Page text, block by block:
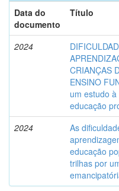
Data do
documento
Título
2024
CRIANÇAS
ENSINO
um estudo
educação
2024
As
educação
trilhas por